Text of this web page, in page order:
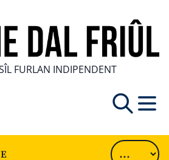
FURLAN INDIPENDENT